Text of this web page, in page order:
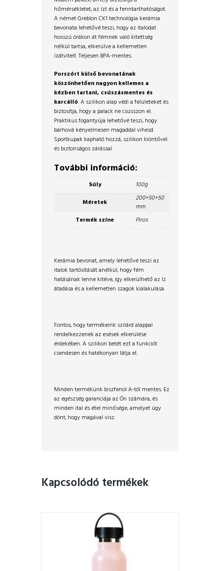
hőmérsékletet, az ízt és a fenntarthatóságot.
A német Greblon CK1 technológia kerámia
bevonata lehetővé teszi, hogy az italodat
hosszú órákon át fémnek való kitettség
nélkül tartsa, elkerülve a kellemetlen
ízátvitelt. Teljesen BPA-mentes.
Porszórt külső bevonatának
köszönhetően nagyon kellemes a
kézben tartani, csúszásmentes és
karcálló. A szilikon alap védi a felületeket és
biztosítja, hogy a palack ne csússzon el.
Praktikus fogantyúja lehetővé teszi, hogy
bárhová kényelmesen magaddal vihesd.
Sportkupak kapható hozzá, szilikon kiöntővel
és biztonságos zárással.
További információ:
Súly
100g
Méretek
200×50×50
mm
Termék színe
Piros
Kerámia bevonat, amely lehetővé teszi az
italok tartósítását anélkül, hogy fém
hatásának lenne kitéve, így elkerülhető az íz
átadása és a kellemetlen szagok kialakulása.
Fontos, hogy termékeink szilárd alappal
rendelkezzenek az esések elkerülése
érdekében. A szilikon betét ezt a funkciót
csendesen és hatékonyan látja el.
Minden termékünk biszfenol A-tól mentes. Ez
az egészség garanciája az Ön számára, és
minden ital és étel minősége, amelyet úgy
dönt, hogy magával visz.
Kapcsolódó termékek